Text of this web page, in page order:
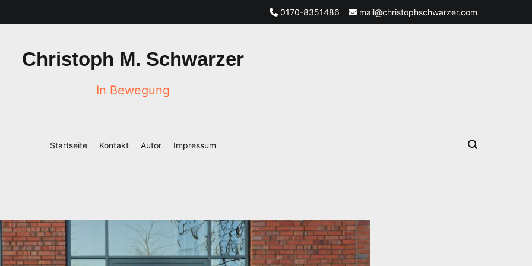
0170-8351486 mail@christophschwarzer.com
Christoph M. Schwarzer
In Bewegung
Startseite Kontakt Autor Impressum